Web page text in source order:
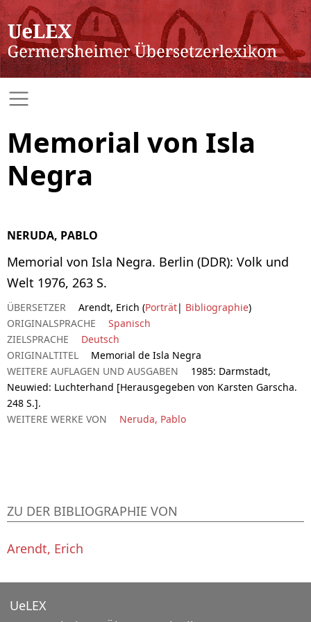
Memorial von Isla
Negra
NERUDA, PABLO
Memorial von Isla Negra. Berlin (DDR): Volk und
Welt 1976, 263 S.
ÜBERSETZER Arendt, Erich (Porträt| Bibliographie)
ORIGINALSPRACHE
Spanisch
ZIELSPRACHE
Deutsch
ORIGINALTITEL
Memorial de Isla Negra
WEITERE AUFLAGEN UND AUSGABEN
1985: Darmstadt,
Neuwied: Luchterhand [Herausgegeben von Karsten Garscha.
248 S.].
WEITERE WERKE VON
Neruda, Pablo
ZU DER BIBLIOGRAPHIE VON
Arendt, Erich
UeLEX